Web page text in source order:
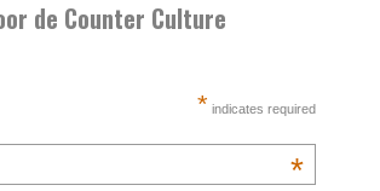
de Counter Culture
* indicates required
*